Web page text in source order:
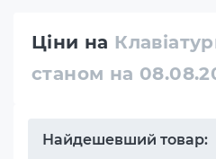
Ціни на
станом на
Найдешевший товар: